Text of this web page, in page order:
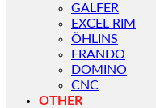
GALFER
EXCEL RIM
ÖHLINS
FRANDO
DOMINO
CNC
OTHER